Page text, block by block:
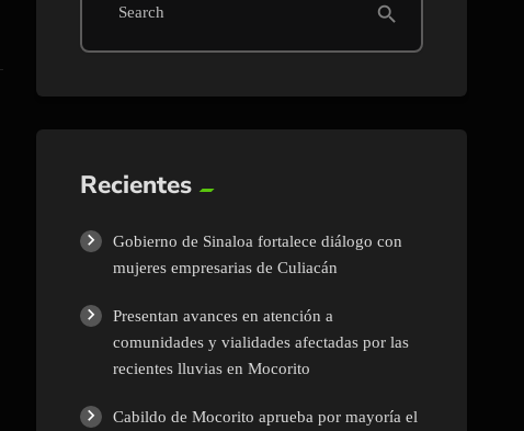
Search search
Recientes
Gobierno de Sinaloa fortalece diálogo con
mujeres empresarias de Culiacán
Presentan avances en atención a
comunidades y vialidades afectadas por las
recientes lluvias en Mocorito
Cabildo de Mocorito aprueba por mayoría el